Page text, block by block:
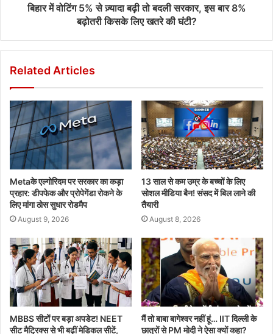
बिहार में वोटिंग 5% से ज़्यादा बढ़ी तो बदली सरकार, इस बार 8%
बढ़ोतरी किसके लिए खतरे की घंटी?
Related Articles
Metaके एल्गोरिदम पर सरकार का कड़ा
प्रहार: डीपफेक और प्रोपेगेंडा रोकने के
लिए मांगा ठोस सुधार रोडमैप
August 9, 2026
13 साल से कम उम्र के बच्चों के लिए
सोशल मीडिया बैन! संसद में बिल लाने की
तैयारी
August 8, 2026
MBBS सीटों पर बड़ा अपडेट! NEET
सीट मैट्रिक्स से भी बढ़ीं मेडिकल सीटें,
मैं तो बाबा बागेश्वर नहीं हूं… IIT दिल्ली के
छात्रों से PM मोदी ने ऐसा क्यों कहा?